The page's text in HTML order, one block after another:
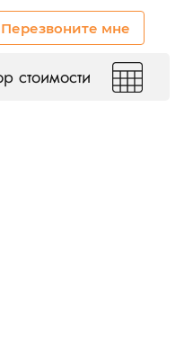
Перезвоните мне
стоимости